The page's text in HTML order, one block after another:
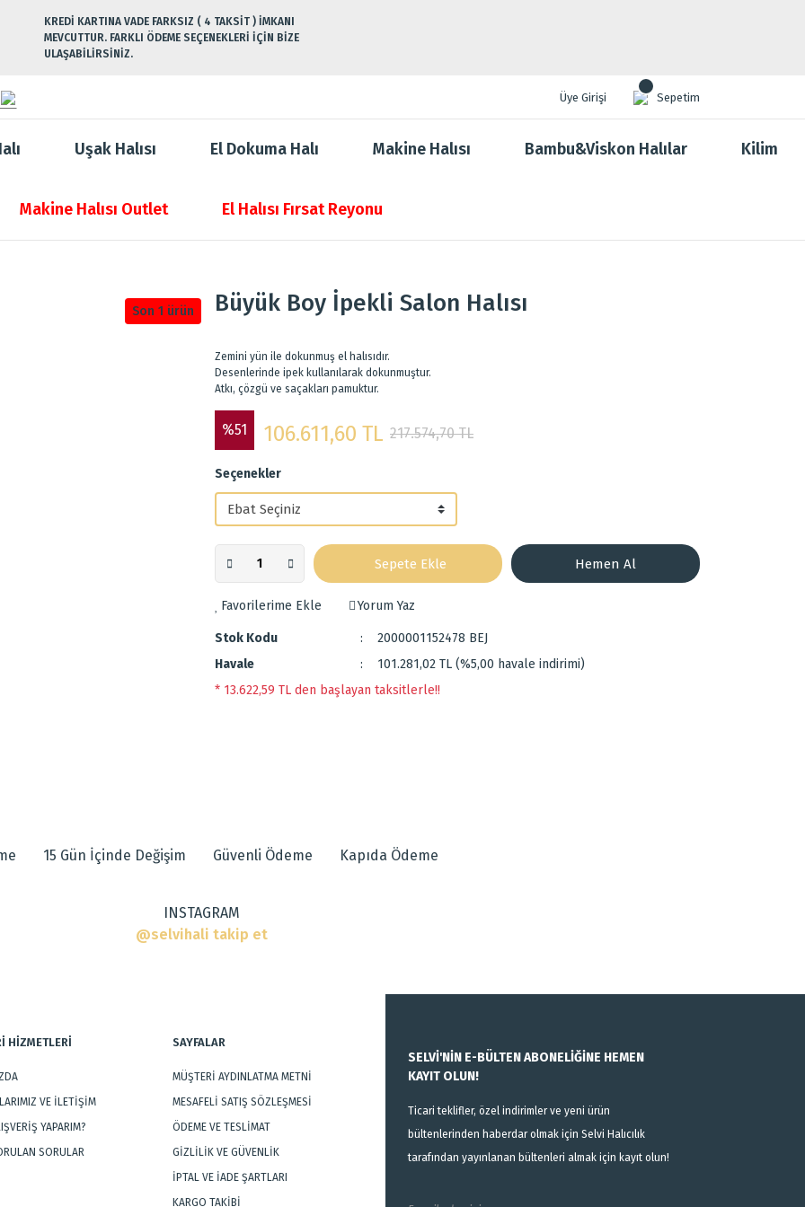
KREDİ KARTINA VADE FARKSIZ ( 4 TAKSİT ) İMKANI
MEVCUTTUR. FARKLI ÖDEME SEÇENEKLERİ İÇİN BİZE
ULAŞABİLİRSİNİZ.
Üye Girişi Sepetim
Uşak Halısı El Dokuma Halı Makine Halısı Bambu&Viskon Halılar Kilim
Makine Halısı Outlet El Halısı Fırsat Reyonu
Son 1 ürün Büyük Boy İpekli Salon Halısı
Zemini yün ile dokunmuş el halısıdır.
Desenlerinde ipek kullanılarak dokunmuştur.
Atkı, çözgü ve saçakları pamuktur.
%51 106.611,60 TL 217.574,70 TL
Seçenekler
Sepete Ekle Hemen Al
Yorum Yaz
Stok Kodu
2000001152478 BEJ
Havale
101.281,02 TL (%5,00 havale indirimi)
* 13.622,59 TL den başlayan taksitlerle!!
Gönder
15 Gün İçinde Değişim Güvenli Ödeme Kapıda Ödeme
INSTAGRAM
@selvihali takip et
HİZMETLERİ
VE İLETİŞİM
YAPARIM?
SORULAR
SAYFALAR
MÜŞTERİ AYDINLATMA METNİ
MESAFELİ SATIŞ SÖZLEŞMESİ
ÖDEME VE TESLİMAT
GİZLİLİK VE GÜVENLİK
İPTAL VE İADE ŞARTLARI
KARGO TAKİBİ
SELVİ'NİN E-BÜLTEN ABONELİĞİNE HEMEN
KAYIT OLUN!
Ticari teklifler, özel indirimler ve yeni ürün
bültenlerinden haberdar olmak için Selvi Halıcılık
tarafından yayınlanan bültenleri almak için kayıt olun!